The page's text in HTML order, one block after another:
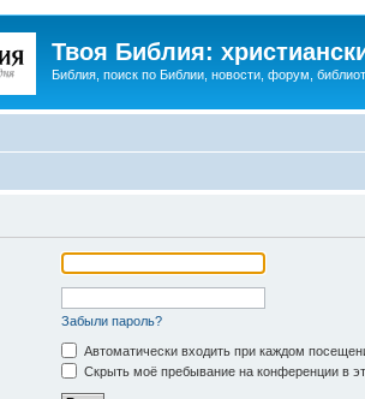
Твоя Библия:
Библия, поиск по Библии, новости, форум,
Забыли пароль?
Автоматически входить при каждом
Скрыть моё пребывание на конференции в